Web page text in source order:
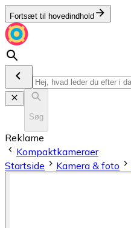
Fortsæt til hovedindhold
Søg
Reklame
Kompaktkameraer
Startside
Kamera & foto